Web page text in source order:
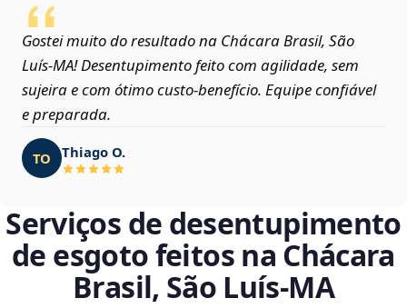
Gostei muito do resultado na Chácara Brasil, São
Luís‑MA! Desentupimento feito com agilidade, sem
sujeira e com ótimo custo-benefício. Equipe confiável
e preparada.
TO Thiago O.
Serviços de desentupimento
de esgoto feitos na Chácara
Brasil, São Luís‑MA